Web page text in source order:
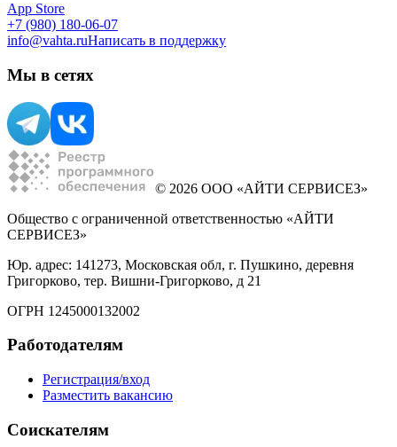
App Store
+7 (980) 180-06-07
info@vahta.ruНаписать в поддержку
Мы в сетях
© 2026 ООО «АЙТИ СЕРВИСЕЗ»
Общество с ограниченной ответственностью «АЙТИ
СЕРВИСЕЗ»
Юр. адрес: 141273, Московская обл, г. Пушкино, деревня
Григорково, тер. Вишни-Григорково, д 21
ОГРН 1245000132002
Работодателям
Регистрация/вход
Разместить вакансию
Соискателям